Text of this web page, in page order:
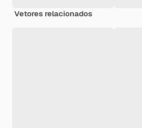
Vetores relacionados